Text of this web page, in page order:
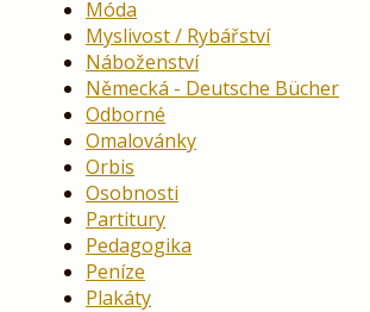
Móda
Myslivost / Rybářství
Náboženství
Německá - Deutsche Bücher
Odborné
Omalovánky
Orbis
Osobnosti
Partitury
Pedagogika
Peníze
Plakáty